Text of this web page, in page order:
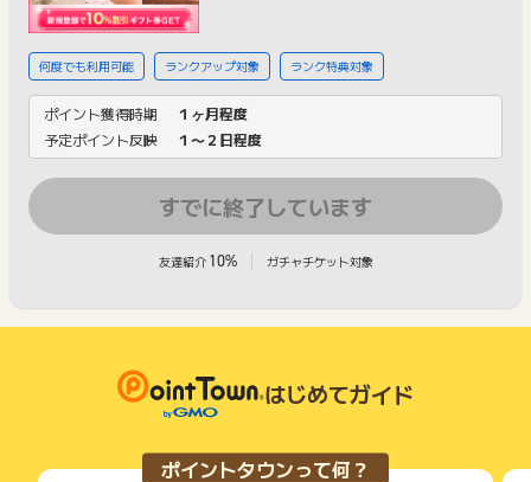
何度でも利用可能 ランクアップ対象 ランク特典対象
ポイント獲得時期
１ヶ月程度
予定ポイント反映
１〜２日程度
すでに終了しています
友達紹介 10% ガチャチケット対象
はじめてガイド
ポイントタウンって何？